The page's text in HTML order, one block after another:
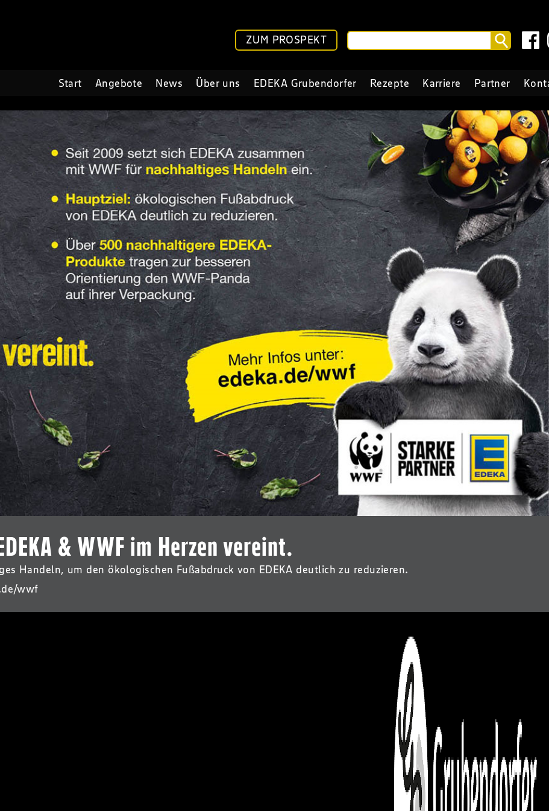
ZUM PROSPEKT
Start Angebote News Über uns EDEKA Grubendorfer Rezepte Karriere Partner
& WWF im Herzen vereint.
Handeln, um den ökologischen Fußabdruck von EDEKA deutlich zu reduzieren.
wwf